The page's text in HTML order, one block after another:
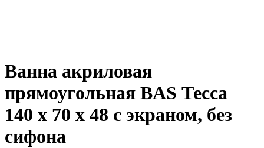
Ванна акриловая
прямоугольная BAS Тесса
140 х 70 х 48 с экраном, без
сифона